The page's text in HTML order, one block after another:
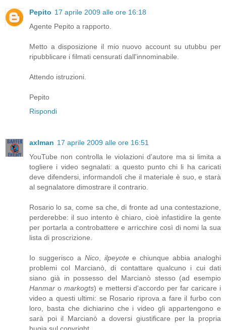
Pepito 17 aprile 2009 alle ore 16:18
Agente Pepito a rapporto.
Metto a disposizione il mio nuovo account su utubbu per
ripubblicare i filmati censurati dall'innominabile.
Attendo istruzioni.
Pepito
Rispondi
axlman 17 aprile 2009 alle ore 16:51
YouTube non controlla le violazioni d'autore ma si limita a
togliere i video segnalati: a questo punto chi li ha caricati
deve difendersi, informandoli che il materiale è suo, e starà
al segnalatore dimostrare il contrario.
Rosario lo sa, come sa che, di fronte ad una contestazione,
perderebbe: il suo intento è chiaro, cioè infastidire la gente
per portarla a controbattere e arricchire così di nomi la sua
lista di proscrizione.
Io suggerisco a Nico, ilpeyotee chiunque abbia analoghi
problemi col Marcianò, di contattare qualcuno i cui dati
siano già in possesso del Marcianò stesso (ad esempio
Hanmar o markogts) e mettersi d'accordo per far caricare i
video a questi ultimi: se Rosario riprova a fare il furbo con
loro, basta che dichiarino che i video gli appartengono e
sarà poi il Marcianò a doversi giustificare per la propria
bugia sul copyright.